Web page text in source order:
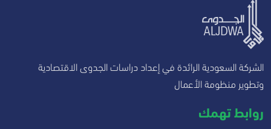
الشركة السعودية الرائدة في إعداد دراسات الجدوى الاقتصادية
وتطوير منظومة الأعمال
روابط تهمك